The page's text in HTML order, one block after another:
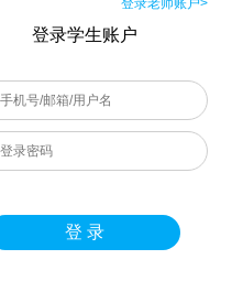
登录老师账户>
登录学生账户
登 录